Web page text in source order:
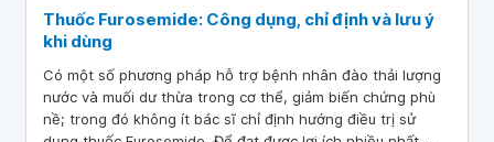
Thuốc Furosemide: Công dụng, chỉ định và lưu ý
khi dùng
Có một số phương pháp hỗ trợ bệnh nhân đào thải lượng
nước và muối dư thừa trong cơ thể, giảm biến chứng phù
nề; trong đó không ít bác sĩ chỉ định hướng điều trị sử